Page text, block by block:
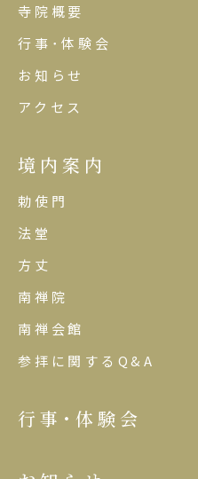
寺院概要
行事･体験会
お知らせ
アクセス
境内案内
勅使門
法堂
方丈
南禅院
南禅会館
参拝に関するQ&A
行事･体験会